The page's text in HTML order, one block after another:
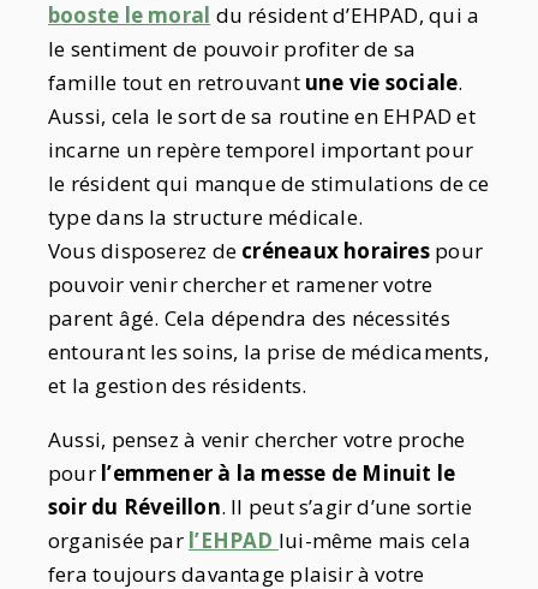
booste le moral du résident d’EHPAD, qui a
le sentiment de pouvoir profiter de sa
famille tout en retrouvant une vie sociale.
Aussi, cela le sort de sa routine en EHPAD et
incarne un repère temporel important pour
le résident qui manque de stimulations de ce
type dans la structure médicale.
Vous disposerez de créneaux horairespour
pouvoir venir chercher et ramener votre
parent âgé. Cela dépendra des nécessités
entourant les soins, la prise de médicaments,
et la gestion des résidents.
Aussi, pensez à venir chercher votre proche
pour l’emmener à la messe de Minuit le
soir du Réveillon. Il peut s’agir d’une sortie
organisée par l’EHPAD lui-même mais cela
fera toujours davantage plaisir à votre